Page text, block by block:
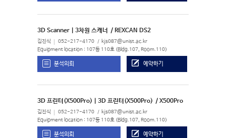
3D Scanner | 3차원 스캐너 / REXCAN DS2
김진식 052-217-4170 kjs087@unist.ac.kr
Equipment location : 107동 110호 (Bldg.107, Room.110)
분석의뢰 예약하기
3D 프린터(X500Pro) | 3D 프린터(X500Pro) / X500Pro
김진식 052-217-4170 kjs087@unist.ac.kr
Equipment location : 107동 110호 (Bldg.107, Room.110)
분석의뢰 예약하기